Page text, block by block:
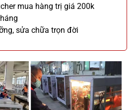
mua hàng trị giá 200k
sửa chữa trọn đời